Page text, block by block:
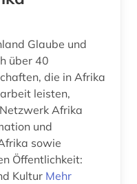
(1)
Glaube und
über 40
die in Afrika
leisten,
Afrika
und
sowie
Öffentlichkeit:
Kultur Mehr